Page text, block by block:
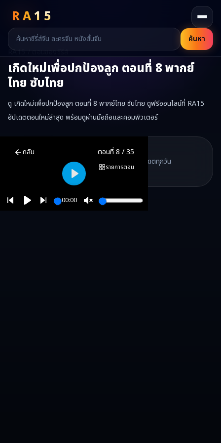
RA15
ค้นหา
RA15 / ตอนของซีรี่ส์
เกิดใหม่เพื่อปกป้องลูก ตอนที่ 8พากย์
ไทย ซับไทย
ดู เกิดใหม่เพื่อปกป้องลูก ตอนที่ 8 พากย์ไทย ซับไทย ดูฟรีออนไลน์ที่ RA15
อัปเดตตอนใหม่ล่าสุด พร้อมดูผ่านมือถือและคอมพิวเตอร์
กลับ ตอนที่ 8 /35
รายการตอน
00:00
Play
พากย์ไทย ซับไทย ดูฟรีออนไลน์ —เกิ
RA15 เป็นเว็บไซต์ดูซีรี่ส์จีนออนไลน์ฟรี ที่รวบรวมหนังจีน ละครจีน มิ
RA15 Drama
RA15 Drama
รวมซีรี่ส์จีน ละครสั้น หนังแนวตั้ง พากย์ไทย อัปเดตทุกวัน
RA15 Drama